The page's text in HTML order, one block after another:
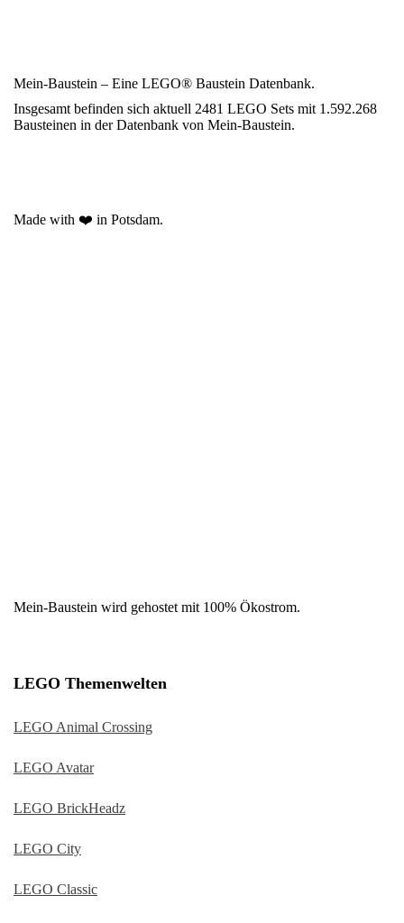
Mein-Baustein – Eine LEGO® Baustein Datenbank.
Insgesamt befinden sich aktuell 2481 LEGO Sets mit 1.592.268
Bausteinen in der Datenbank von Mein-Baustein.
Made with ❤️ in Potsdam.
Mein-Baustein wird gehostet mit 100% Ökostrom.
LEGO Themenwelten
LEGO Animal Crossing
LEGO Avatar
LEGO BrickHeadz
LEGO City
LEGO Classic